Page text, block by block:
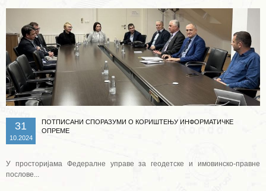
31
10.2024
ПОТПИСАНИ СПОРАЗУМИ О КОРИШТЕЊУ ИНФОРМАТИЧКЕ
ОПРЕМЕ
У просторијама Федералне управе за геодетске и имовинско-правне
послове...